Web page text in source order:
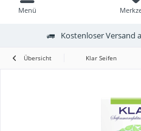
Kostenloser Versand
Menü
Übersicht Klar Seifen